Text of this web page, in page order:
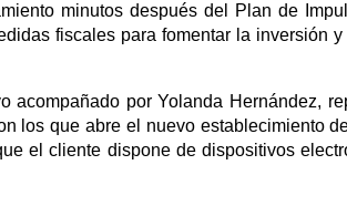
minutos después del Plan de
fiscales para fomentar la inversión
acompañado por Yolanda Hernández,
los que abre el nuevo establecimiento
el cliente dispone de dispositivos